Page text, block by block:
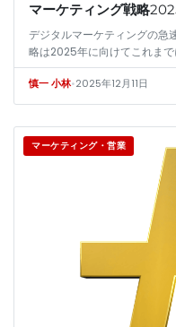
マーケティング戦略
デジタルマーケティングの急
略は2025年に向けてこれま
展や消費者行動の多様化、サ
が絡…
慎一 小林•2025年12月11日
マーケティング・営業